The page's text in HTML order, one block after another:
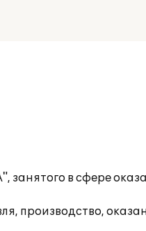
в сфере
производство,